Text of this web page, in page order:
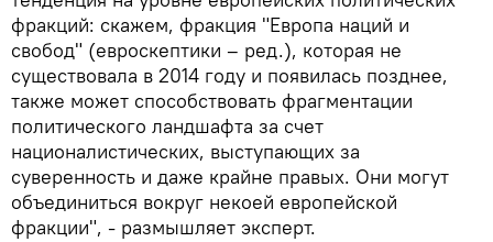
фракций: скажем, фракция "Европа наций и
свобод" (евроскептики – ред.), которая не
существовала в 2014 году и появилась позднее,
также может способствовать фрагментации
политического ландшафта за счет
националистических, выступающих за
суверенность и даже крайне правых. Они могут
объединиться вокруг некоей европейской
фракции", - размышляет эксперт.